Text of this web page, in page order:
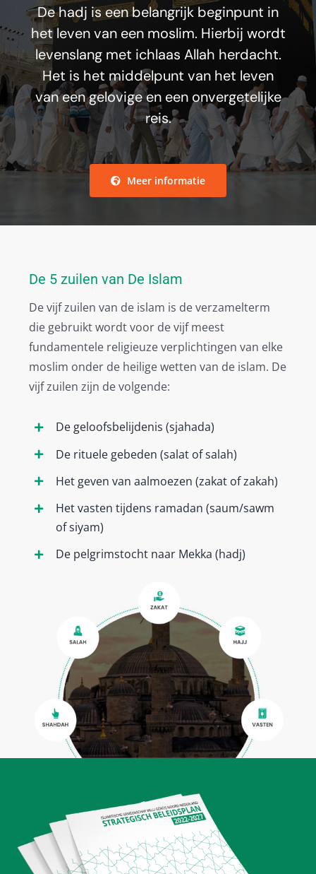
De hadj is een belangrijk beginpunt in
het leven van een moslim. Hierbij wordt
levenslang met ichlaas Allah herdacht.
Het is het middelpunt van het leven
van een gelovige en een onvergetelijke
reis.
Meer informatie
De 5 zuilen van De Islam
De vijf zuilen van de islam is de verzamelterm
die gebruikt wordt voor de vijf meest
fundamentele religieuze verplichtingen van elke
moslim onder de heilige wetten van de islam. De
vijf zuilen zijn de volgende:
De geloofsbelijdenis (sjahada)
De rituele gebeden (salat of salah)
Het geven van aalmoezen (zakat of zakah)
Het vasten tijdens ramadan (saum/sawm
of siyam)
De pelgrimstocht naar Mekka (hadj)